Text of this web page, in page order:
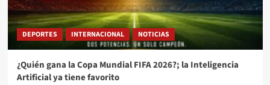
DEPORTES INTERNACIONAL NOTICIAS
¿Quién gana la Copa Mundial FIFA 2026?; la Inteligencia
Artificial ya tiene favorito